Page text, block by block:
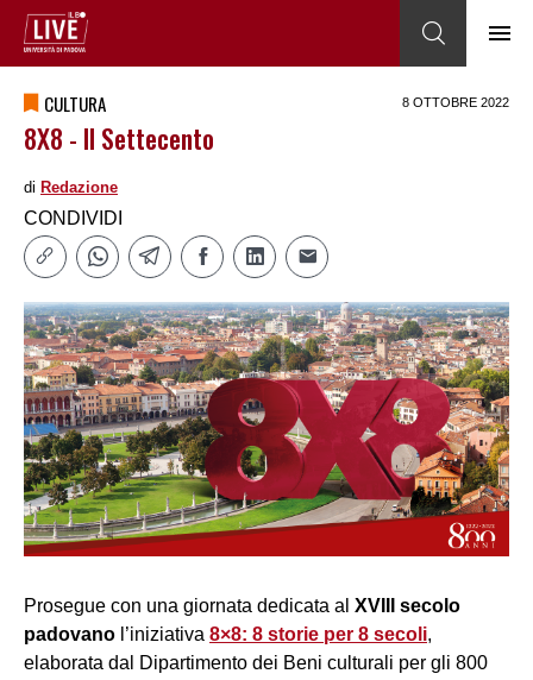
CULTURA 8 OTTOBRE 2022
8X8 - Il Settecento
di Redazione
CONDIVIDI
Prosegue con una giornata dedicata al XVIII secolo
padovano l’iniziativa 8×8: 8 storie per 8 secoli,
elaborata dal Dipartimento dei Beni culturali per gli 800